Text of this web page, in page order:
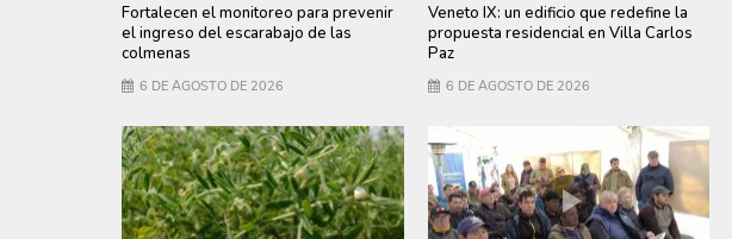
Fortalecen el monitoreo para prevenir
el ingreso del escarabajo de las
colmenas
6 DE AGOSTO DE 2026
Veneto IX: un edificio que redefine la
propuesta residencial en Villa Carlos
Paz
6 DE AGOSTO DE 2026